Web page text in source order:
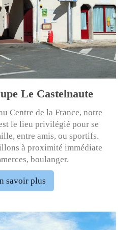
Le Castelnaute
Centre de la France, notre
le lieu privilégié pour se
entre amis, ou sportifs.
à proximité immédiate
boulanger.
savoir plus